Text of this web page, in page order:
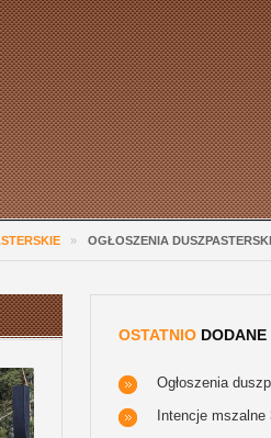
» OGŁOSZENIA
OSTATNIO DODANE
Ogłoszenia
Intencje mszalne